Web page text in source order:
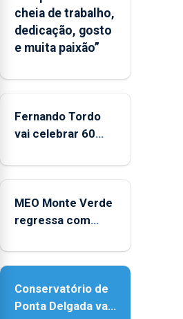
cheia de trabalho,
dedicação, gosto
e muita paixão”
Fernando Tordo
vai celebrar 60
no Coliseu
MEO Monte Verde
regressa com
acessibilidade
Conservatório de
Ponta Delgada vai